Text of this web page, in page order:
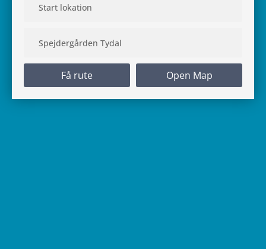
Få rute Open Map